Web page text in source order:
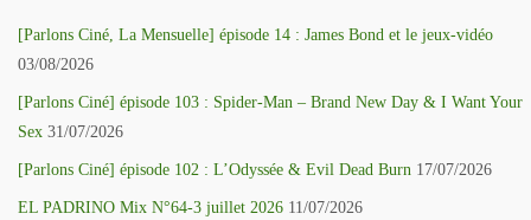
[Parlons Ciné, La Mensuelle] épisode 14 : James Bond et le jeux-vidéo
03/08/2026
[Parlons Ciné] épisode 103 : Spider-Man – Brand New Day & I Want Your
Sex 31/07/2026
[Parlons Ciné] épisode 102 : L’Odyssée & Evil Dead Burn 17/07/2026
EL PADRINO Mix N°64-3 juillet 2026 11/07/2026